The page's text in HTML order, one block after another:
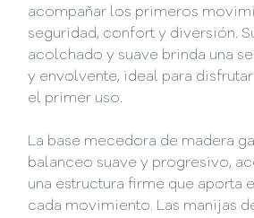
acompañar los primeros
seguridad, confort y diversión.
acolchado y suave brinda una
y envolvente, ideal para
el primer uso.
La base mecedora de madera
balanceo suave y progresivo,
una estructura firme que aporta
cada movimiento. Las manijas